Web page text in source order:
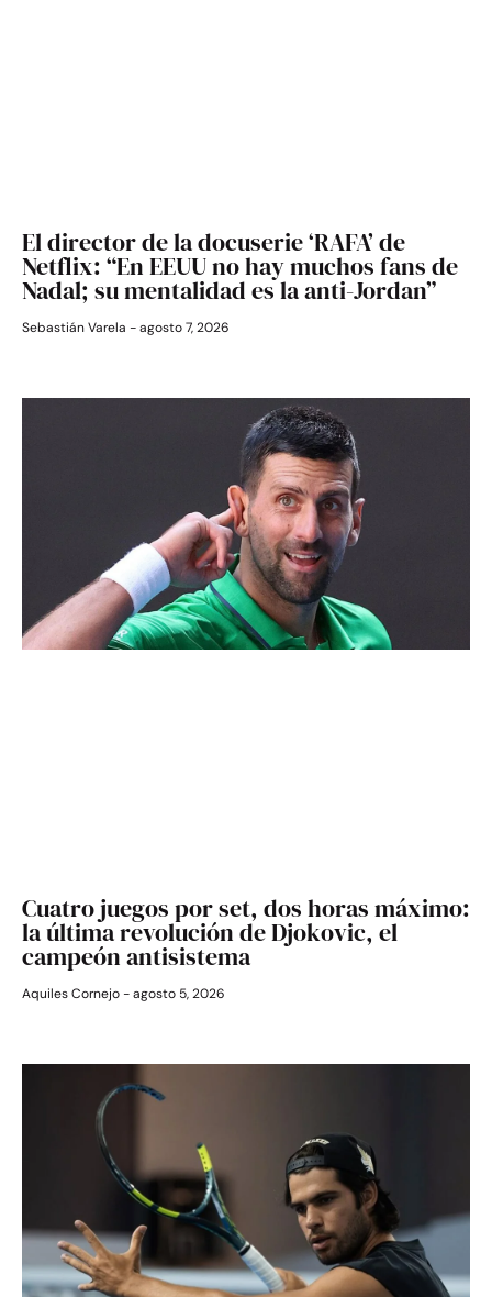
El director de la docuserie ‘RAFA’ de
Netflix: “En EEUU no hay muchos fans de
Nadal; su mentalidad es la anti-Jordan”
Sebastián Varela agosto 7, 2026
Cuatro juegos por set, dos horas máximo:
la última revolución de Djokovic, el
campeón antisistema
Aquiles Cornejo agosto 5, 2026